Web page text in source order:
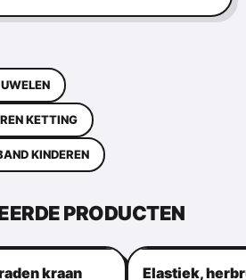
KETTING
KINDEREN
PRODUCTEN
kraan
Elastiek,